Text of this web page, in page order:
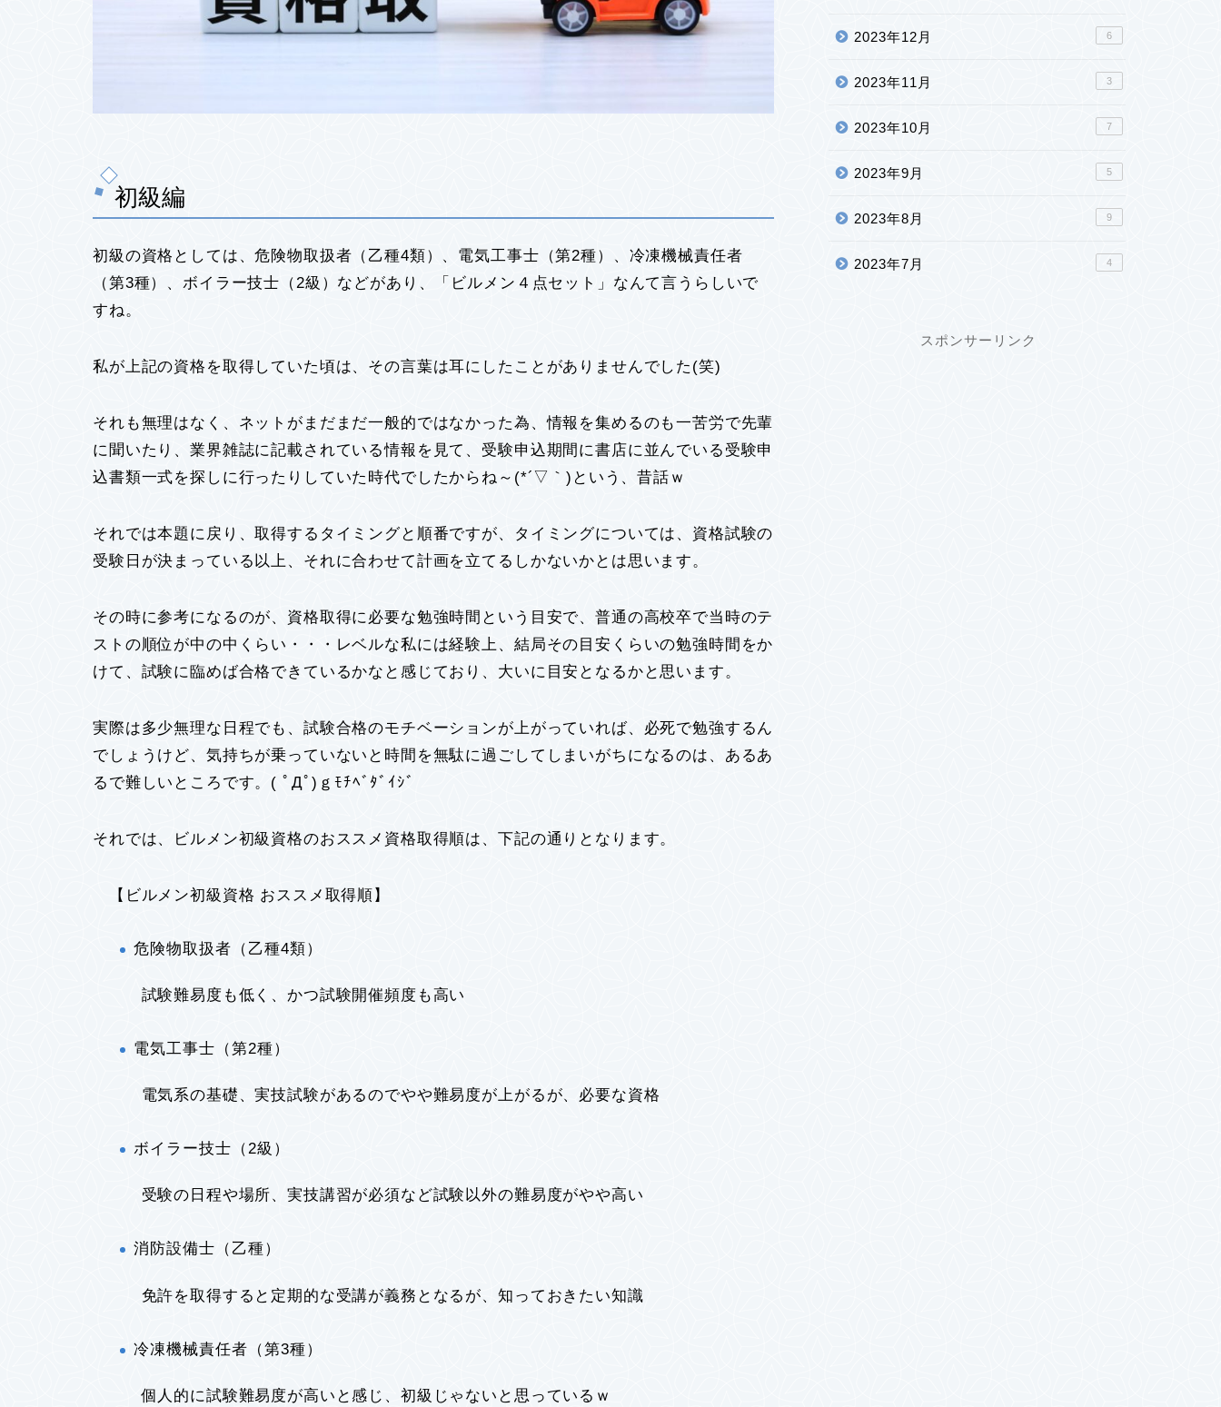
初級編
初級の資格としては、危険物取扱者（乙種4類）、電気工事士（第2種）、冷凍機械責任者
（第3種）、ボイラー技士（2級）などがあり、「ビルメン４点セット」なんて言うらしいで
すね。
私が上記の資格を取得していた頃は、その言葉は耳にしたことがありませんでした(笑)
それも無理はなく、ネットがまだまだ一般的ではなかった為、情報を集めるのも一苦労で先輩
に聞いたり、業界雑誌に記載されている情報を見て、受験申込期間に書店に並んでいる受験申
込書類一式を探しに行ったりしていた時代でしたからね～(*´▽｀)という、昔話ｗ
それでは本題に戻り、取得するタイミングと順番ですが、タイミングについては、資格試験の
受験日が決まっている以上、それに合わせて計画を立てるしかないかとは思います。
その時に参考になるのが、資格取得に必要な勉強時間という目安で、普通の高校卒で当時のテ
ストの順位が中の中くらい・・・レベルな私には経験上、結局その目安くらいの勉強時間をか
けて、試験に臨めば合格できているかなと感じており、大いに目安となるかと思います。
実際は多少無理な日程でも、試験合格のモチベーションが上がっていれば、必死で勉強するん
でしょうけど、気持ちが乗っていないと時間を無駄に過ごしてしまいがちになるのは、あるあ
るで難しいところです。( ﾟДﾟ)ｇﾓﾁﾍﾞﾀﾞｲｼﾞ
それでは、ビルメン初級資格のおススメ資格取得順は、下記の通りとなります。
【ビルメン初級資格 おススメ取得順】
危険物取扱者（乙種4類）
試験難易度も低く、かつ試験開催頻度も高い
電気工事士（第2種）
電気系の基礎、実技試験があるのでやや難易度が上がるが、必要な資格
ボイラー技士（2級）
受験の日程や場所、実技講習が必須など試験以外の難易度がやや高い
消防設備士（乙種）
免許を取得すると定期的な受講が義務となるが、知っておきたい知識
冷凍機械責任者（第3種）
個人的に試験難易度が高いと感じ、初級じゃないと思っているｗ
2023年12月 6
2023年11月 3
2023年10月 7
2023年9月 5
2023年8月 9
2023年7月 4
スポンサーリンク